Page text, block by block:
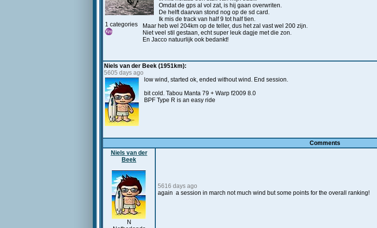
1 categories
Omdat de gps al vol zat, is hij gaan overwriten.
De helft daarvan stond nog op de sd card.
Ik mis de track van half 9 tot half tien.
Maar heb wel 204km op de teller, dus het zal vast wel 200 zijn.
Niet veel stil gestaan, echt super leuk dagje met die zon.
En Jacco natuurlijk ook bedankt!
Niels van der Beek (1951km):
5605 days ago
low wind, started ok, ended without wind. End session.
bit cold. Tabou Manta 79 + Warp f2009 8.0
BPF Type R is an easy ride
Comments
Niels van der
Beek
N
5616 days ago
again a session in march not much wind but some points for the overall ranking!